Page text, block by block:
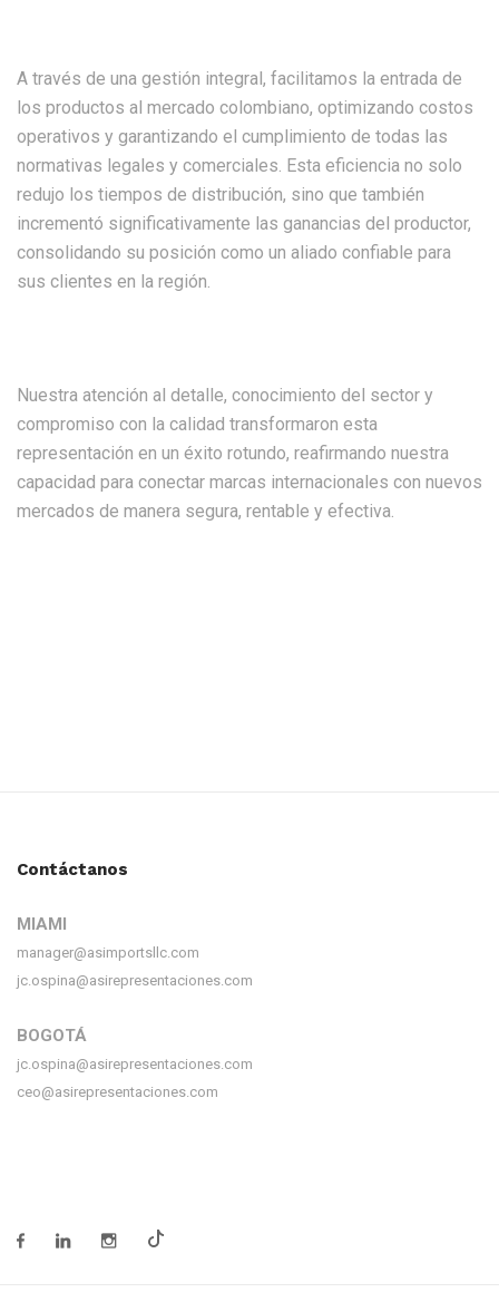
A través de una gestión integral, facilitamos la entrada de
los productos al mercado colombiano, optimizando costos
operativos y garantizando el cumplimiento de todas las
normativas legales y comerciales. Esta eficiencia no solo
redujo los tiempos de distribución, sino que también
incrementó significativamente las ganancias del productor,
consolidando su posición como un aliado confiable para
sus clientes en la región.
Nuestra atención al detalle, conocimiento del sector y
compromiso con la calidad transformaron esta
representación en un éxito rotundo, reafirmando nuestra
capacidad para conectar marcas internacionales con nuevos
mercados de manera segura, rentable y efectiva.
Contáctanos
MIAMI
manager@asimportsllc.com
jc.ospina@asirepresentaciones.com
BOGOTÁ
jc.ospina@asirepresentaciones.com
ceo@asirepresentaciones.com